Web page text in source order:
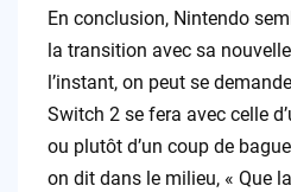
En conclusion, Nintendo
la transition avec sa
l’instant, on peut se
Switch 2 se fera avec celle
ou plutôt d’un coup de
on dit dans le milieu, « Que